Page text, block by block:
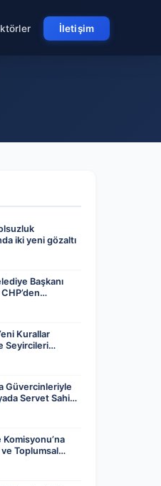
İletişim
iki yeni gözaltı
Başkanı
Kurallar
Seyircileri
Güvercinleriyle
Servet Sahibi
Toplumsal